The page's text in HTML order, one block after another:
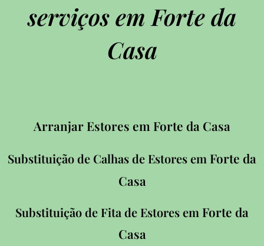
serviços em Forte da
Casa
Arranjar Estores em Forte da Casa
Substituição de Calhas de Estores em Forte da
Casa
Substituição de Fita de Estores em Forte da
Casa